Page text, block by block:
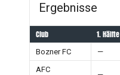
Ergebnisse
Club 1. Hälfte
Bozner FC —
AFC